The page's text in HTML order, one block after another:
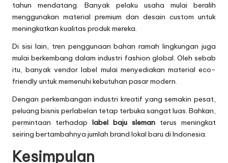
tahun mendatang. Banyak pelaku usaha mulai beralih
menggunakan material premium dan desain custom untuk
meningkatkan kualitas produk mereka.
Di sisi lain, tren penggunaan bahan ramah lingkungan juga
mulai berkembang dalam industri fashion global. Oleh sebab
itu, banyak vendor label mulai menyediakan material eco-
friendly untuk memenuhi kebutuhan pasar modern.
Dengan perkembangan industri kreatif yang semakin pesat,
peluang bisnis perlabelan tetap terbuka sangat luas. Bahkan,
permintaan terhadap label baju sleman terus meningkat
seiring bertambahnya jumlah brand lokal baru di Indonesia.
Kesimpulan